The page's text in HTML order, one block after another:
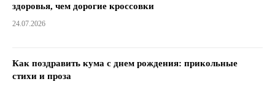
здоровья, чем дорогие кроссовки
24.07.2026
Как поздравить кума с днем ​​рождения: прикольные
стихи и проза